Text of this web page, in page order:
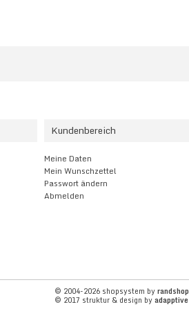
Kundenbereich
Meine Daten
Mein Wunschzettel
Passwort ändern
Abmelden
© 2004-2026 shopsystem byrandshop
© 2017 struktur & design byadapptive